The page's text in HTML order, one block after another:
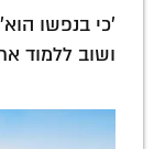
'כי בנפשו
ושוב ללמוד